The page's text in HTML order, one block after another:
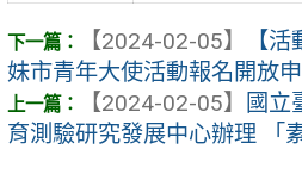
【2024-02-05】
【
妹市青年大使活動報名開放申
【2024-02-05】
國立
育測驗研究發展中心辦理 「